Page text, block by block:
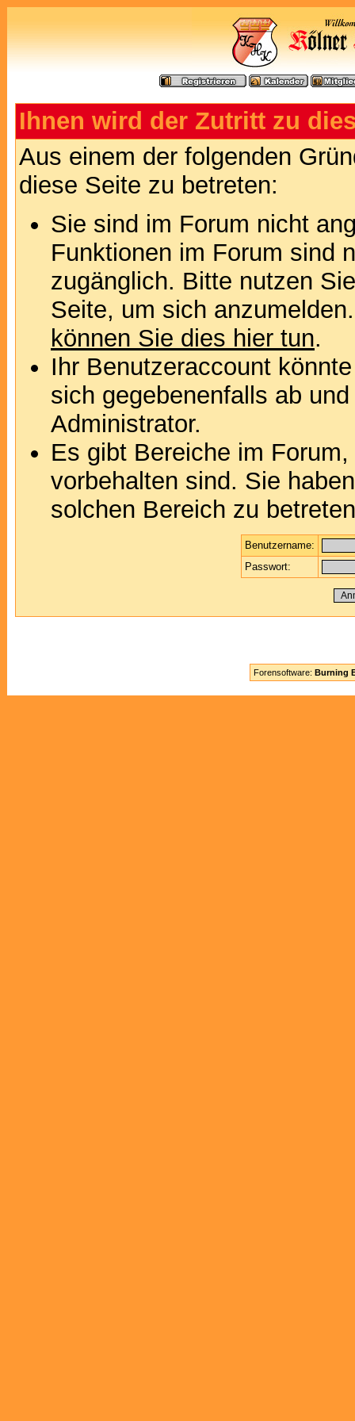
Ihnen wird der Zutritt zu
Aus einem der folgenden
diese Seite zu betreten:
Sie sind im Forum nicht
Funktionen im Forum sind
zugänglich. Bitte nutzen
Seite, um sich
können Sie dies hier tun.
Ihr Benutzeraccount
sich gegebenenfalls ab
Administrator.
Es gibt Bereiche im
vorbehalten sind. Sie
solchen Bereich zu
Benutzername:
Passwort:
Forensoftware: Burning